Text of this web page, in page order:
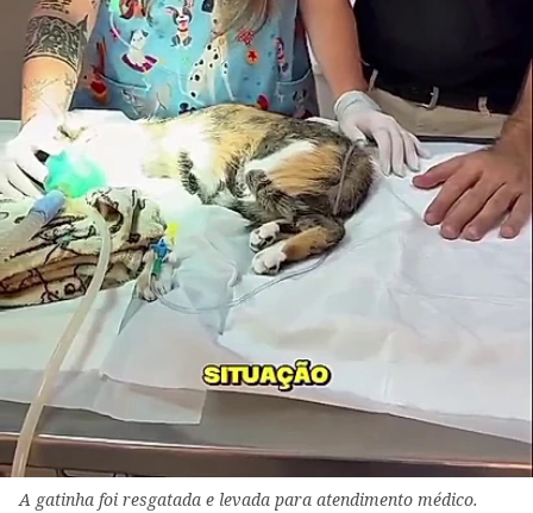
A gatinha foi resgatada e levada para atendimento médico.